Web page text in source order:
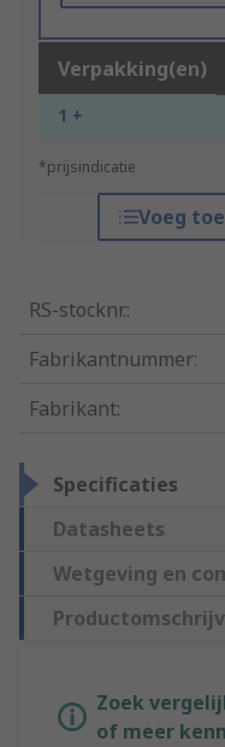
Verpakking(en)
1 +
*prijsindicatie
Voeg
RS-stocknr.:
Fabrikantnummer:
Fabrikant:
Specificaties
Datasheets
Wetgeving en
Zoek
of meer